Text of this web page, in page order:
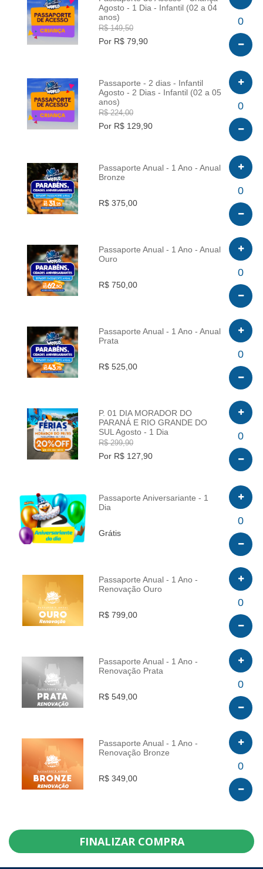
INFO
Agosto - 1 Dia - Infantil (02 a 04
anos)
R$ 149,50
Por R$ 79,90
0
INFO
Passaporte - 2 dias - Infantil
Agosto - 2 Dias - Infantil (02 a 05
anos)
R$ 224,00
Por R$ 129,90
0
INFO
Passaporte Anual - 1 Ano - Anual
Bronze
R$ 375,00
0
INFO
Passaporte Anual - 1 Ano - Anual
Ouro
R$ 750,00
0
INFO
Passaporte Anual - 1 Ano - Anual
Prata
R$ 525,00
0
INFO
P. 01 DIA MORADOR DO
PARANÁ E RIO GRANDE DO
SUL Agosto - 1 Dia
R$ 299,90
Por R$ 127,90
0
INFO
Passaporte Aniversariante - 1
Dia
Grátis
0
INFO
Passaporte Anual - 1 Ano -
Renovação Ouro
R$ 799,00
0
INFO
Passaporte Anual - 1 Ano -
Renovação Prata
R$ 549,00
0
INFO
Passaporte Anual - 1 Ano -
Renovação Bronze
R$ 349,00
0
FINALIZAR COMPRA